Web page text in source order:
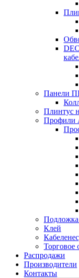
Панели
Плинтус
Профили
Клей
Торговое
Распродажи
Производители
Контакты